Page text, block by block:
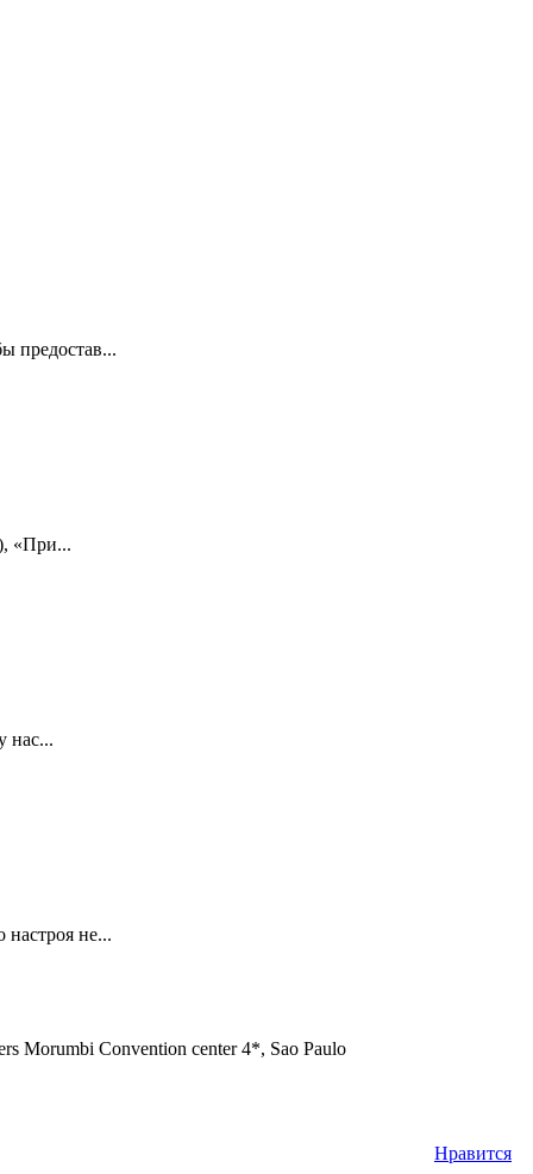
предостав...
«При...
нас...
не...
Morumbi Convention center 4*, Sao Paulo
Нравится